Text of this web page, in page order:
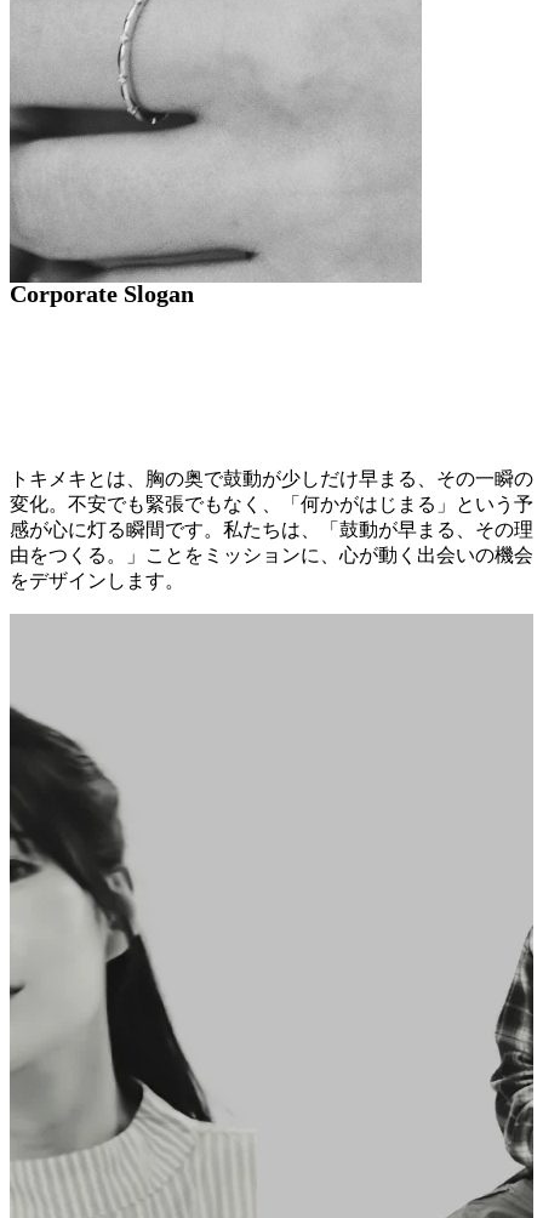
Corporate Slogan
トキメキとは、胸の奥で鼓動が少しだけ早まる、その一瞬の
変化。不安でも緊張でもなく、「何かがはじまる」という予
感が心に灯る瞬間です。私たちは、「鼓動が早まる、その理
由をつくる。」ことをミッションに、心が動く出会いの機会
をデザインします。